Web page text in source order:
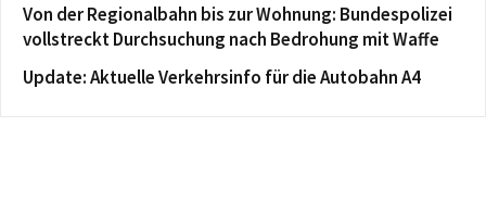
Von der Regionalbahn bis zur Wohnung: Bundespolizei
vollstreckt Durchsuchung nach Bedrohung mit Waffe
Update: Aktuelle Verkehrsinfo für die Autobahn A4